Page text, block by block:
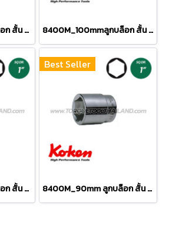
8400M_95mm ลูกบล็อก สั้น 6P (SQ.DR 1") Hand Sockets 8400M_100mmลูกบล็อก สั้น 6P (SQ.DR 1") Hand Sockets
8400M_85mm ลูกบล็อก สั้น 6P (SQ.DR 1") Hand Sockets
Best Seller
8400M_90mm ลูกบล็อก สั้น 6P (SQ.DR 1") Hand Sockets